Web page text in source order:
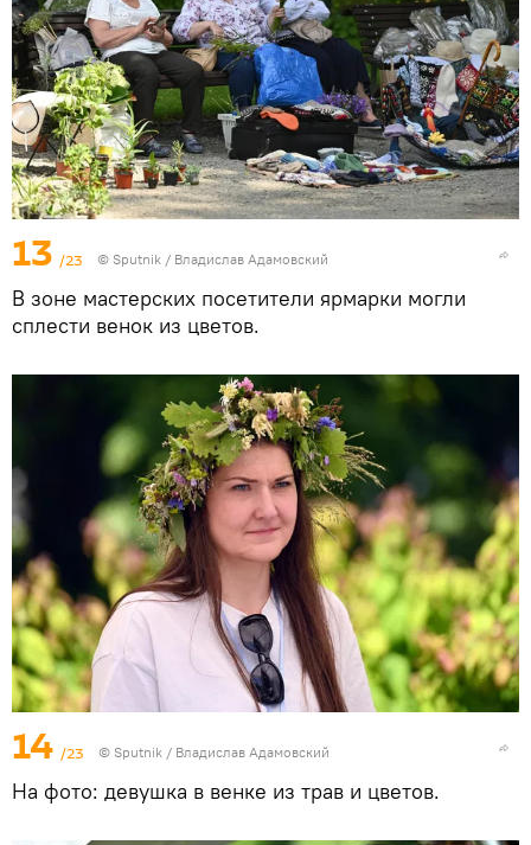
13 /23 © Sputnik / Владислав Адамовский
В зоне мастерских посетители ярмарки могли
сплести венок из цветов.
14 /23 © Sputnik / Владислав Адамовский
На фото: девушка в венке из трав и цветов.